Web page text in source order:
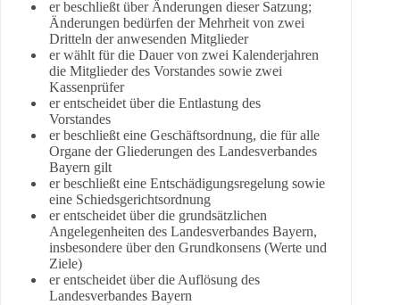
er beschließt über Änderungen dieser Satzung;
Änderungen bedürfen der Mehrheit von zwei
Dritteln der anwesenden Mitglieder
er wählt für die Dauer von zwei Kalenderjahren
die Mitglieder des Vorstandes sowie zwei
Kassenprüfer
er entscheidet über die Entlastung des
Vorstandes
er beschließt eine Geschäftsordnung, die für alle
Organe der Gliederungen des Landesverbandes
Bayern gilt
er beschließt eine Entschädigungsregelung sowie
eine Schiedsgerichtsordnung
er entscheidet über die grundsätzlichen
Angelegenheiten des Landesverbandes Bayern,
insbesondere über den Grundkonsens (Werte und
Ziele)
er entscheidet über die Auflösung des
Landesverbandes Bayern